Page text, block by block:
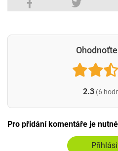
2.3 (6
Pro přidání komentáře je